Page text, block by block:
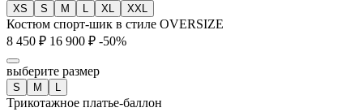
XS S M L XL XXL
Костюм спорт-шик в стиле OVERSIZE
8 450 ₽ 16 900 ₽ -50%
выберите размер
S M L
Трикотажное платье-баллон